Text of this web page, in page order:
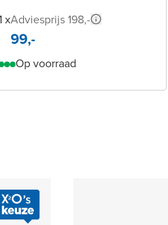
xAdviesprijs 198,-
99,-
Op voorraad